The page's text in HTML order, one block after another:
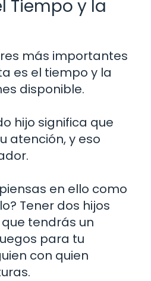
Tiempo y la
más importantes
es el tiempo y la
disponible.
hijo significa que
atención, y eso
en ello como
Tener dos hijos
tendrás un
para tu
con quien